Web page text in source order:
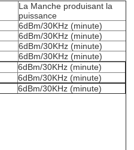
La Manche produisant la
puissance
6dBm/30KHz (minute)
6dBm/30KHz (minute)
6dBm/30KHz (minute)
6dBm/30KHz (minute)
6dBm/30KHz (minute)
6dBm/30KHz (minute)
6dBm/30KHz (minute)